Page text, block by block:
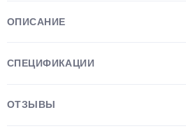
ОПИСАНИЕ
СПЕЦИФИКАЦИИ
ОТЗЫВЫ